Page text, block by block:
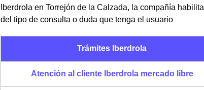
Iberdrola en Torrejón de la Calzada, la compañía habilita
del tipo de consulta o duda que tenga el usuario
Trámites Iberdrola
Atención al cliente Iberdrola mercado libre